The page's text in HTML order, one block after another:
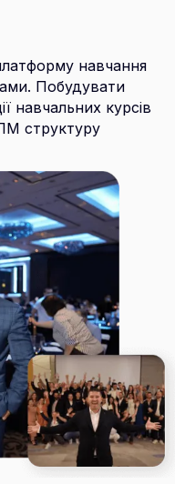
навчання
Побудувати
навчальних курсів
структуру